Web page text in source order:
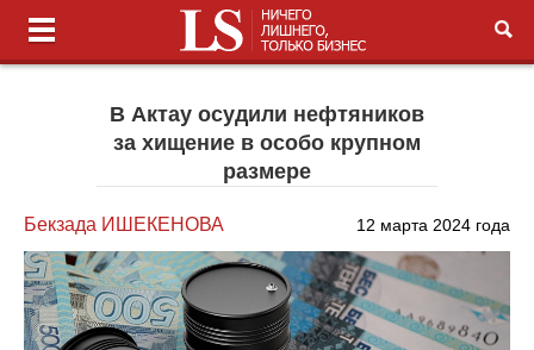
В Актау осудили нефтяников
за хищение в особо крупном
размере
Бекзада ИШЕКЕНОВА 12 марта 2024 года